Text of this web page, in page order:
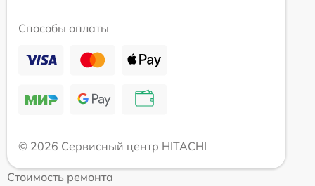
Способы оплаты
© 2026 Сервисный центр HITACHI
Стоимость ремонта